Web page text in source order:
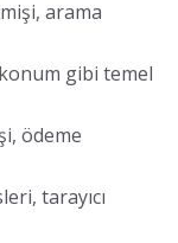
arama
gibi temel
ödeme
tarayıcı